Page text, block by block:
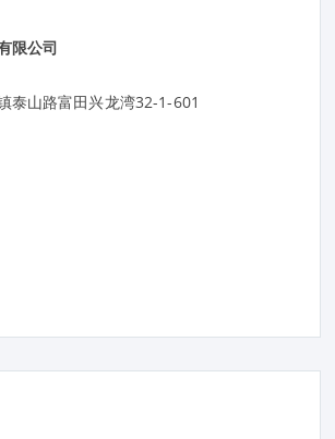
限公司
泰山路富田兴龙湾32-1-601